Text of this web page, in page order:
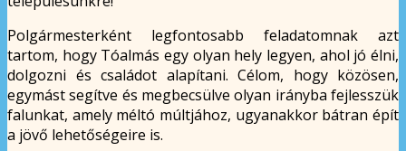
Polgármesterként legfontosabb feladatomnak azt
tartom, hogy Tóalmás egy olyan hely legyen, ahol jó élni,
dolgozni és családot alapítani. Célom, hogy közösen,
egymást segítve és megbecsülve olyan irányba fejlesszük
falunkat, amely méltó múltjához, ugyanakkor bátran épít
a jövő lehetőségeire is.